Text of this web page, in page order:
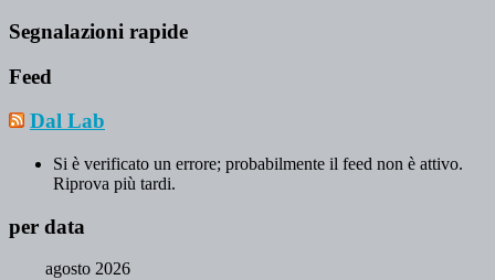
Segnalazioni rapide
Feed
Dal Lab
Si è verificato un errore; probabilmente il feed non è attivo.
Riprova più tardi.
per data
agosto 2026